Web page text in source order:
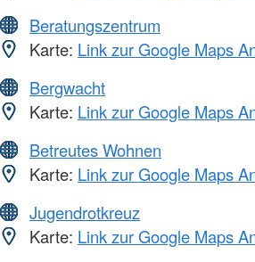
Beratungszentrum
Karte: Link zur Google Maps
Bergwacht
Karte: Link zur Google Maps
Betreutes Wohnen
Karte: Link zur Google Maps
Jugendrotkreuz
Karte: Link zur Google Maps